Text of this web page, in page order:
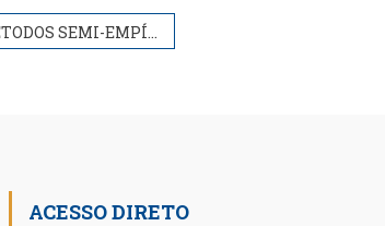
ANÁLISE DE MÉTODOS SEMI-EMPÍRICOS PARA PREVISÃO DE CAPACIDADE DE CARGA DE ESTACAS RAIZ
ACESSO DIRETO